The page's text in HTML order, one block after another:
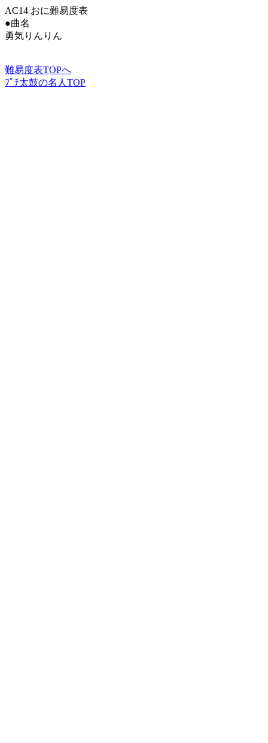
AC14 おに難易度表
●曲名
勇気りんりん
難易度表TOPへ
ﾌﾟﾁ太鼓の名人TOP